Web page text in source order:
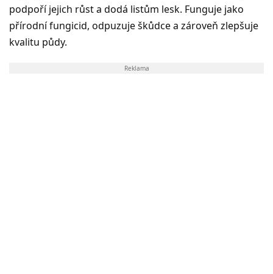
podpoří jejich růst a dodá listům lesk. Funguje jako
přírodní fungicid, odpuzuje škůdce a zároveň zlepšuje
kvalitu půdy.
Reklama